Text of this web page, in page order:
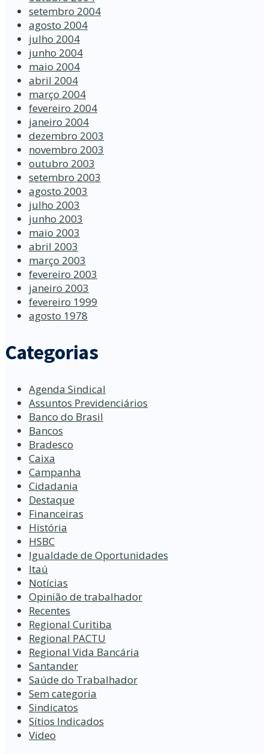
setembro 2004
agosto 2004
julho 2004
junho 2004
maio 2004
abril 2004
março 2004
fevereiro 2004
janeiro 2004
dezembro 2003
novembro 2003
outubro 2003
setembro 2003
agosto 2003
julho 2003
junho 2003
maio 2003
abril 2003
março 2003
fevereiro 2003
janeiro 2003
fevereiro 1999
agosto 1978
Categorias
Agenda Sindical
Assuntos Previdenciários
Banco do Brasil
Bancos
Bradesco
Caixa
Campanha
Cidadania
Destaque
Financeiras
História
HSBC
Igualdade de Oportunidades
Itaú
Notícias
Opinião de trabalhador
Recentes
Regional Curitiba
Regional PACTU
Regional Vida Bancária
Santander
Saúde do Trabalhador
Sem categoria
Sindicatos
Sítios Indicados
Video